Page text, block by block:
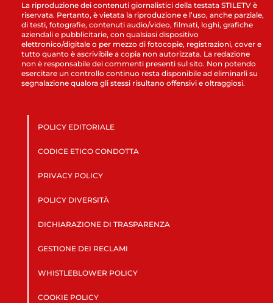
La riproduzione dei contenuti giornalistici della testata STILETV è
riservata. Pertanto, è vietata la riproduzione e l’uso, anche parziale,
di testi, fotografie, contenuti audio/video, filmati, loghi, grafiche
aziendali e pubblicitarie, con qualsiasi dispositivo
elettronico/digitale o per mezzo di fotocopie, registrazioni, cover e
tutto quanto è ascrivibile a copia non autorizzata. La redazione
non è responsabile dei commenti presenti sul sito. Non potendo
esercitare un controllo continuo resta disponibile ad eliminarli su
segnalazione qualora gli stessi risultano offensivi e oltraggiosi.
POLICY EDITORIALE
CODICE ETICO CONDOTTA
PRIVACY POLICY
POLICY DIVERSITÀ
DICHIARAZIONE DI TRASPARENZA
GESTIONE DEI RECLAMI
WHISTLEBLOWER POLICY
COOKIE POLICY